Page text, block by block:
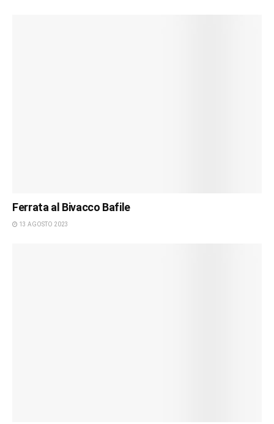
Ferrata al Bivacco Bafile
13 AGOSTO 2023